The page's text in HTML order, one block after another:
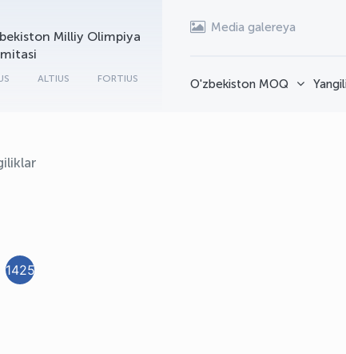
Milliy Olimpiya
ALTIUS FORTIUS
Media galereya
O'zbekiston MOQ
1425